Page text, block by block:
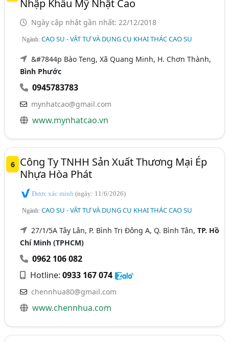
Nhập Khẩu Mỹ Nhật Cao
Ngày cập nhật gần nhất: 22/12/2018
Ngành:CAO SU - VẬT TƯ VÀ DỤNG CỤ KHAI THÁC CAO SU
&#7844p Bào Teng, Xã Quang Minh, H. Chơn Thành,
Bình Phước
0945783783
mynhatcao@gmail.com
www.mynhatcao.vn
6
Công Ty TNHH Sản Xuất Thương Mại Ép
Nhựa Hòa Phát
Được xác minh(ngày: 11/6/2026)
Ngành:CAO SU - VẬT TƯ VÀ DỤNG CỤ KHAI THÁC CAO SU
27/1/5A Tây Lân, P. Bình Trị Đông A, Q. Bình Tân,TP. Hồ
Chí Minh (TPHCM)
0962 106 082
Hotline:0933 167 074
chennhua80@gmail.com
www.chennhua.com